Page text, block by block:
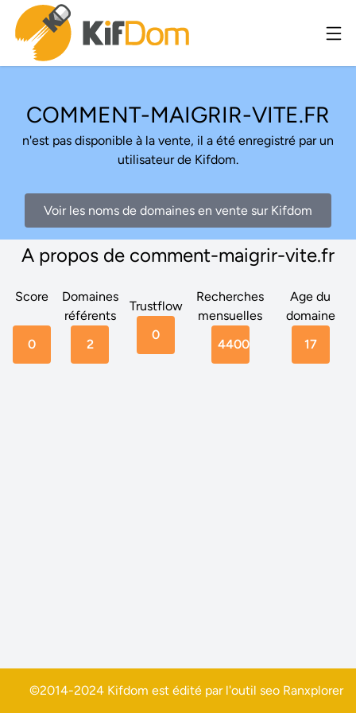
COMMENT-MAIGRIR-VITE.FR
n'est pas disponible à la vente, il a été enregistré par un
utilisateur de Kifdom.
Voir les noms de domaines en vente sur Kifdom
A propos de comment-maigrir-vite.fr
Score
0
Domaines
référents
2
Trustflow
0
Recherches
mensuelles
4400
Age du
domaine
17
©2014-2024 Kifdom est édité par l'outil seo Ranxplorer